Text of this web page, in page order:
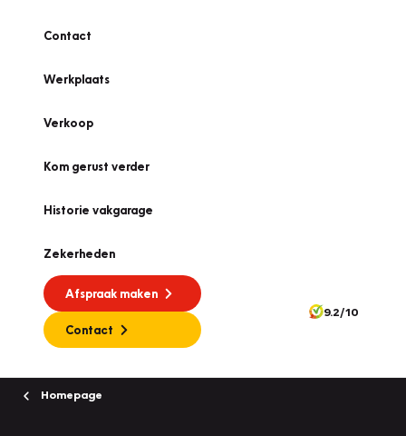
Contact
Werkplaats
Verkoop
Kom gerust verder
Historie vakgarage
Zekerheden
Afspraak maken
Contact
9.2/10
Homepage